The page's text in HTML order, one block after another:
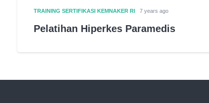
TRAINING SERTIFIKASI KEMNAKER RI 7 years ago
Pelatihan Hiperkes Paramedis